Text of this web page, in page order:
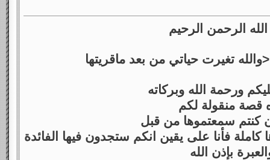
الرحمن الرحيم
تغيرت حياتي من بعد ماقريتها
ورحمة الله وبركاته
قصة منقولة لكم
كنتم سمعتموها من قبل
كاملة فأنا على يقين انكم ستجدون فيها الفائدة
بإذن الله